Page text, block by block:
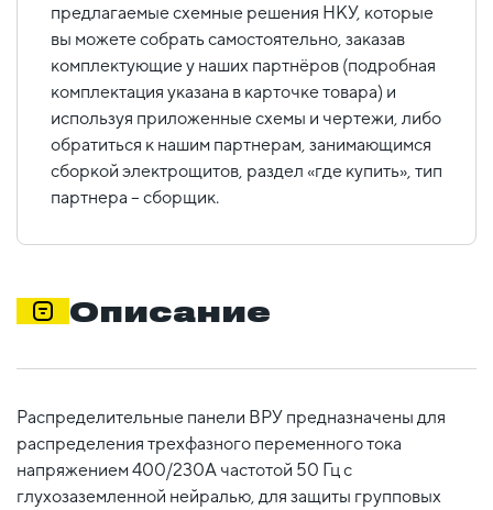
предлагаемые схемные решения НКУ, которые
вы можете собрать самостоятельно, заказав
комплектующие у наших партнёров (подробная
комплектация указана в карточке товара) и
используя приложенные схемы и чертежи, либо
обратиться к нашим партнерам, занимающимся
сборкой электрощитов, раздел «где купить», тип
партнера – сборщик.
Описание
Распределительные панели ВРУ предназначены для
распределения трехфазного переменного тока
напряжением 400/230А частотой 50 Гц с
глухозаземленной нейралью, для защиты групповых